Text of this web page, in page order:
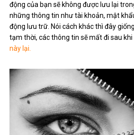
động của bạn sẽ không được lưu lại
những thông tin như tài khoản, mật
động lưu trữ. Nói cách khác thì đây
tạm thời, các thông tin sẽ mất đi sau
này lại.